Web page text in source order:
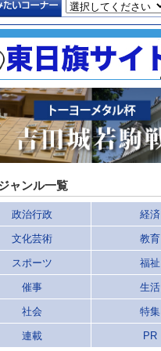
ャンル一覧
政治行政 経済
文化芸術 教育
スポーツ 福祉
催事 生活
社会 特集
連載 PR